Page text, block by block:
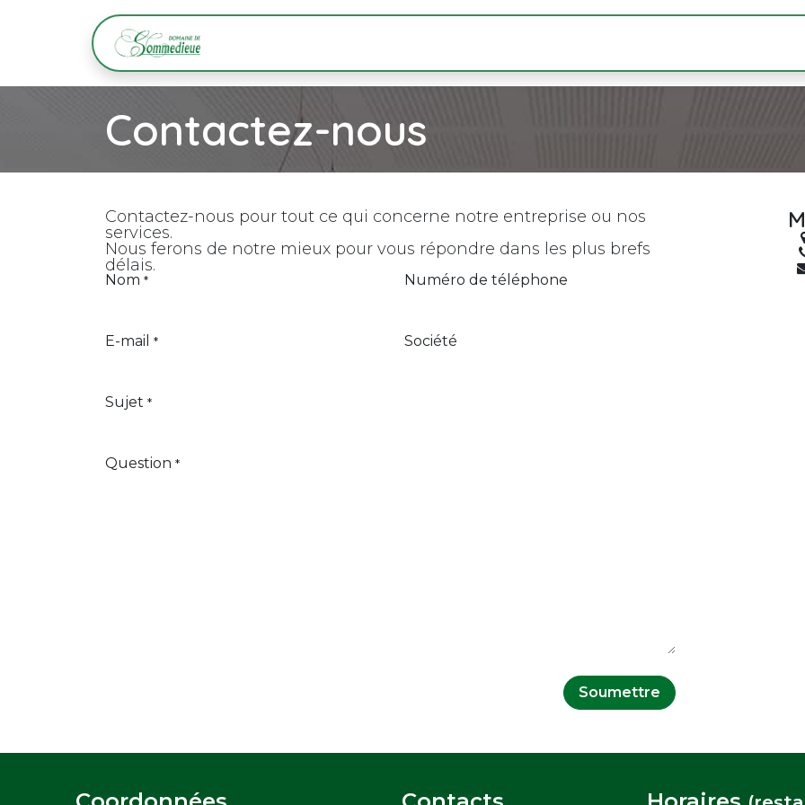
Contactez-nous
Contactez-nous pour tout ce qui concerne notre entreprise ou nos
services.
Nous ferons de notre mieux pour vous répondre dans les plus brefs
délais.
Nom * Numéro de téléphone
E-mail * Société
Sujet *
Question *
Soumettre